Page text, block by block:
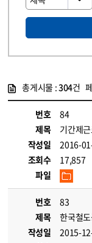
총게시물 :304건
번호
84
제목
기간제
작성일
2016-
조회수
17,857
파일
번호
83
제목
한국철
작성일
2015-